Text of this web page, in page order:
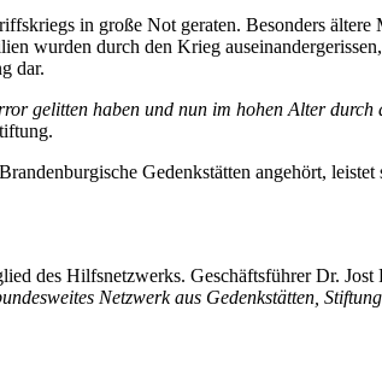
in große Not geraten. Besonders
wurden durch den Krieg
dar.
gelitten haben und nun im hohen Alter
Gedenkstätten angehört,
des Hilfsnetzwerks. Geschäftsführer Dr. Jost
Netzwerk aus Gedenkstätten,